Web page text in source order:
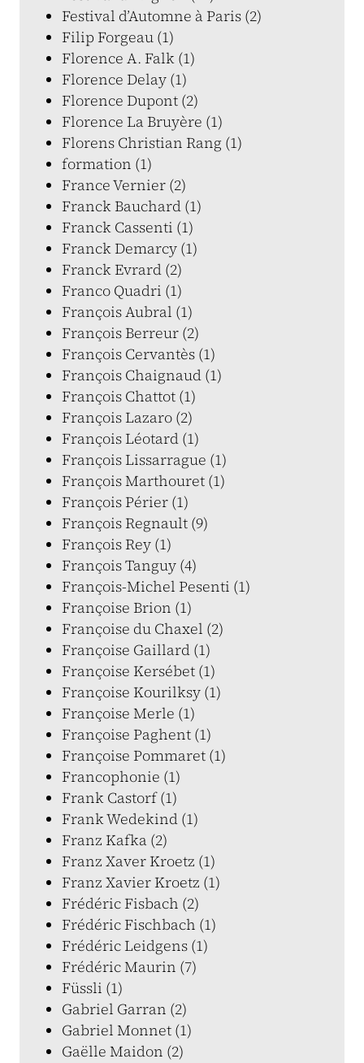
Festival d’Automne à Paris (2)
Filip Forgeau (1)
Florence A. Falk (1)
Florence Delay (1)
Florence Dupont (2)
Florence La Bruyère (1)
Florens Christian Rang (1)
formation (1)
France Vernier (2)
Franck Bauchard (1)
Franck Cassenti (1)
Franck Demarcy (1)
Franck Evrard (2)
Franco Quadri (1)
François Aubral (1)
François Berreur (2)
François Cervantès (1)
François Chaignaud (1)
François Chattot (1)
François Lazaro (2)
François Léotard (1)
François Lissarrague (1)
François Marthouret (1)
François Périer (1)
François Regnault (9)
François Rey (1)
François Tanguy (4)
François-Michel Pesenti (1)
Françoise Brion (1)
Françoise du Chaxel (2)
Françoise Gaillard (1)
Françoise Kersébet (1)
Françoise Kourilksy (1)
Françoise Merle (1)
Françoise Paghent (1)
Françoise Pommaret (1)
Francophonie (1)
Frank Castorf (1)
Frank Wedekind (1)
Franz Kafka (2)
Franz Xaver Kroetz (1)
Franz Xavier Kroetz (1)
Frédéric Fisbach (2)
Frédéric Fischbach (1)
Frédéric Leidgens (1)
Frédéric Maurin (7)
Füssli (1)
Gabriel Garran (2)
Gabriel Monnet (1)
Gaëlle Maidon (2)